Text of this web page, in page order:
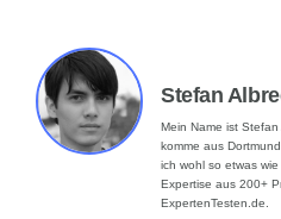
Stefan
Mein Name ist
komme aus
ich wohl so etwas
Expertise aus 200+
ExpertenTesten.de.